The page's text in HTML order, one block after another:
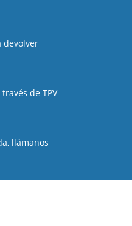
devolver
de TPV
llámanos